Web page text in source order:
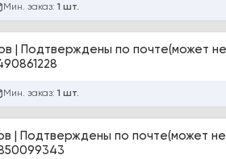
Мин. заказ: 1 шт.
| Подтверждены по почте(может
Мин. заказ: 1 шт.
| Подтверждены по почте(может